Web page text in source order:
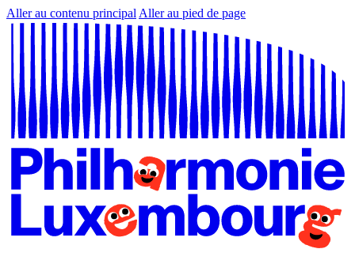
Aller au contenu principal Aller au pied de page